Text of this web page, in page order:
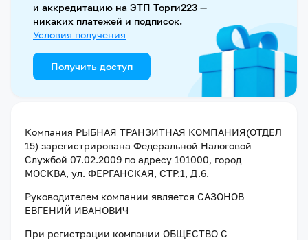
и аккредитацию на ЭТП Торги223 —
никаких платежей и подписок.
Условия получения
Получить доступ
Компания РЫБНАЯ ТРАНЗИТНАЯ КОМПАНИЯ(ОТДЕЛ
15) зарегистрирована Федеральной Налоговой
Службой 07.02.2009 по адресу 101000, город
МОСКВА, ул. ФЕРГАНСКАЯ, СТР.1, Д.6.
Руководителем компании является САЗОНОВ
ЕВГЕНИЙ ИВАНОВИЧ
При регистрации компании ОБЩЕСТВО С